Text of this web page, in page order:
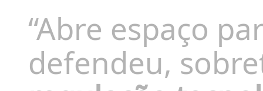
“Abre espaço
defendeu,